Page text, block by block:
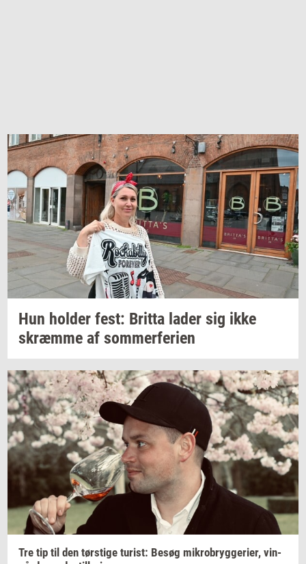
Hun hol­der fest: Brit­ta lader sig ikke
skræm­me af som­mer­fe­ri­en
Tre tip til den tørsti­ge turist: Besøg mi­kro­bryg­ge­ri­er, vin­